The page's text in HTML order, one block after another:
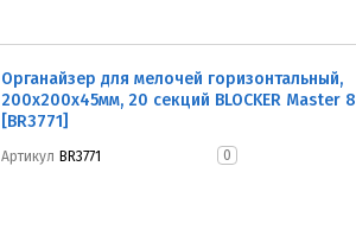
Органайзер для мелочей горизонтальный,
200x200x45мм, 20 секций BLOCKER Master 8
[BR3771]
Артикул BR3771 0